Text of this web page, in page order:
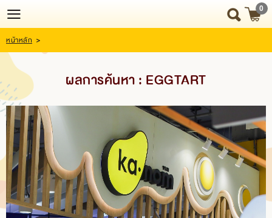
Login
Register
HOME
NEWS
UPDATE
ABOUT
US
SNACK
BOX
0
หน้าหลัก >
ผลการค้นหา : EGGTART